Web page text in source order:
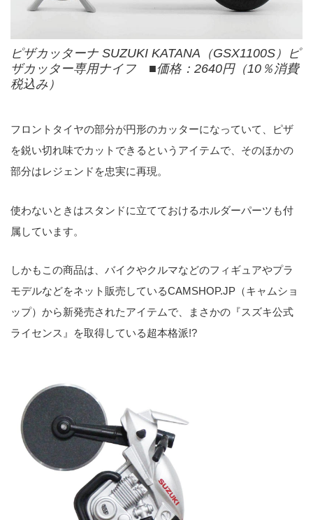
ピザカッターナ SUZUKI KATANA（GSX1100S）ピ
ザカッター専用ナイフ ■価格：2640円（10％消費
税込み）
フロントタイヤの部分が円形のカッターになっていて、ピザ
を鋭い切れ味でカットできるというアイテムで、そのほかの
部分はレジェンドを忠実に再現。
使わないときはスタンドに立てておけるホルダーパーツも付
属しています。
しかもこの商品は、バイクやクルマなどのフィギュアやプラ
モデルなどをネット販売しているCAMSHOP.JP（キャムショ
ップ）から新発売されたアイテムで、まさかの『スズキ公式
ライセンス』を取得している超本格派!?